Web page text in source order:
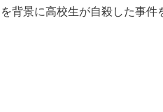
背景に高校生が自殺した事件